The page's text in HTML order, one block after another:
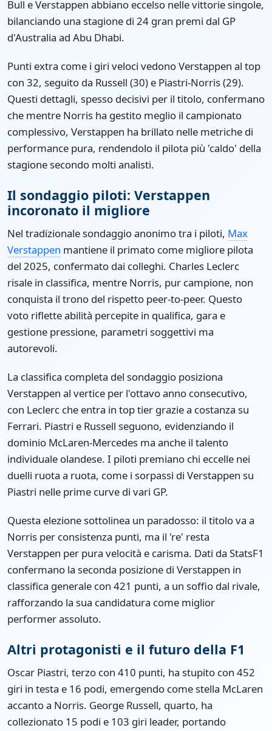
Bull e Verstappen abbiano eccelso nelle vittorie singole,
bilanciando una stagione di 24 gran premi dal GP
d'Australia ad Abu Dhabi.
Punti extra come i giri veloci vedono Verstappen al top
con 32, seguito da Russell (30) e Piastri-Norris (29).
Questi dettagli, spesso decisivi per il titolo, confermano
che mentre Norris ha gestito meglio il campionato
complessivo, Verstappen ha brillato nelle metriche di
performance pura, rendendolo il pilota più 'caldo' della
stagione secondo molti analisti.
Il sondaggio piloti: Verstappen
incoronato il migliore
Nel tradizionale sondaggio anonimo tra i piloti, Max
Verstappen mantiene il primato come migliore pilota
del 2025, confermato dai colleghi. Charles Leclerc
risale in classifica, mentre Norris, pur campione, non
conquista il trono del rispetto peer-to-peer. Questo
voto riflette abilità percepite in qualifica, gara e
gestione pressione, parametri soggettivi ma
autorevoli.
La classifica completa del sondaggio posiziona
Verstappen al vertice per l'ottavo anno consecutivo,
con Leclerc che entra in top tier grazie a costanza su
Ferrari. Piastri e Russell seguono, evidenziando il
dominio McLaren-Mercedes ma anche il talento
individuale olandese. I piloti premiano chi eccelle nei
duelli ruota a ruota, come i sorpassi di Verstappen su
Piastri nelle prime curve di vari GP.
Questa elezione sottolinea un paradosso: il titolo va a
Norris per consistenza punti, ma il 're' resta
Verstappen per pura velocità e carisma. Dati da StatsF1
confermano la seconda posizione di Verstappen in
classifica generale con 421 punti, a un soffio dal rivale,
rafforzando la sua candidatura come miglior
performer assoluto.
Altri protagonisti e il futuro della F1
Oscar Piastri, terzo con 410 punti, ha stupito con 452
giri in testa e 16 podi, emergendo come stella McLaren
accanto a Norris. George Russell, quarto, ha
collezionato 15 podi e 103 giri leader, portando